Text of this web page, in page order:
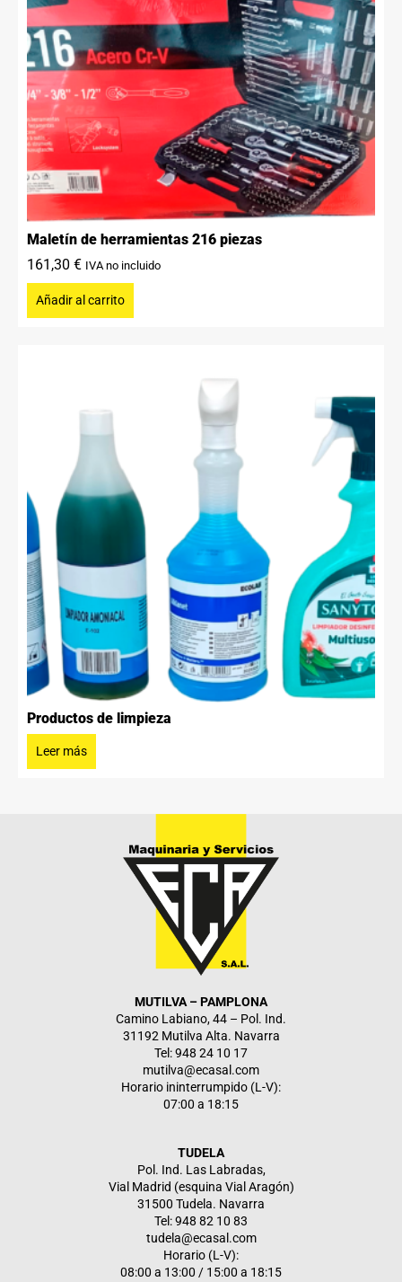
Maletín de herramientas 216 piezas
161,30 € IVA no incluido
Añadir al carrito
Productos de limpieza
Leer más
MUTILVA – PAMPLONA
Camino Labiano, 44 – Pol. Ind.
31192 Mutilva Alta. Navarra
Tel: 948 24 10 17
mutilva@ecasal.com
Horario ininterrumpido (L-V):
07:00 a 18:15
TUDELA
Pol. Ind. Las Labradas,
Vial Madrid (esquina Vial Aragón)
31500 Tudela. Navarra
Tel: 948 82 10 83
tudela@ecasal.com
Horario (L-V):
08:00 a 13:00 / 15:00 a 18:15